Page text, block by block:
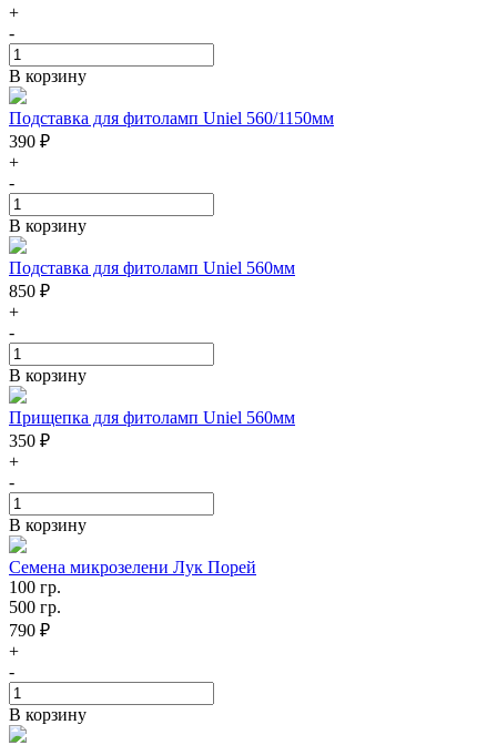
+
-
В корзину
Подставка для фитоламп Uniel 560/1150мм
390 ₽
+
-
В корзину
Подставка для фитоламп Uniel 560мм
850 ₽
+
-
В корзину
Прищепка для фитоламп Uniel 560мм
350 ₽
+
-
В корзину
Семена микрозелени Лук Порей
100 гр.
500 гр.
790 ₽
+
-
В корзину